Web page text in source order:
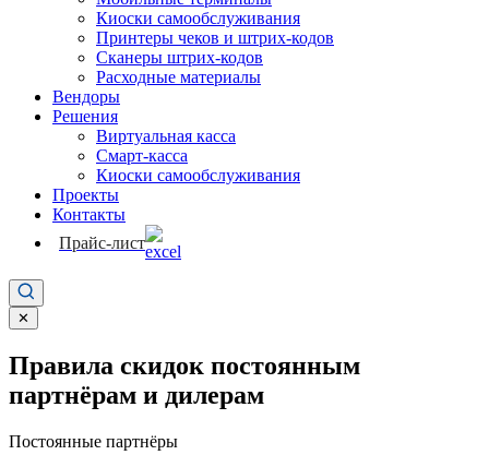
Киоски самообслуживания
Принтеры чеков и штрих-кодов
Cканеры штрих-кодов
Расходные материалы
Вендоры
Решения
Виртуальная касса
Смарт-касса
Киоски самообслуживания
Проекты
Контакты
Прайс-лист
✕
Правила скидок постоянным
партнёрам и дилерам
Постоянные партнёры